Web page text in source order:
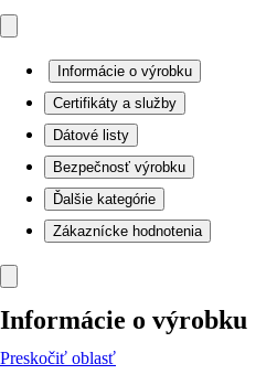
Informácie o výrobku
Certifikáty a služby
Dátové listy
Bezpečnosť výrobku
Ďalšie kategórie
Zákaznícke hodnotenia
Informácie o výrobku
Preskočiť oblasť